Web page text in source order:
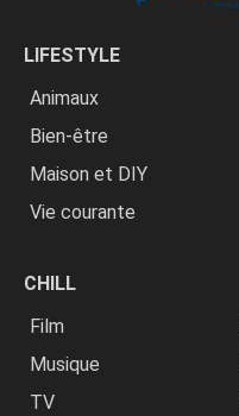
LIFESTYLE
Animaux
Bien-être
Maison et DIY
Vie courante
CHILL
Film
Musique
TV